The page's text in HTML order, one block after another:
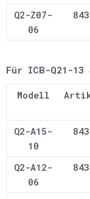
Q2-Z07-
06
Für ICB-Q21-13
Modell
Q2-A15-
10
Q2-A12-
06